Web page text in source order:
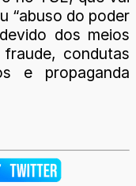
“abuso do poder
dos meios
condutas
e propaganda